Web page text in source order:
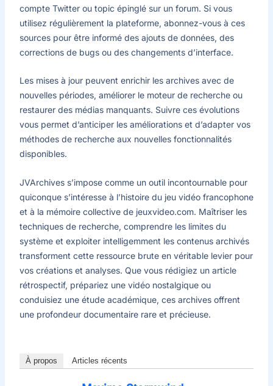
compte Twitter ou topic épinglé sur un forum. Si vous
utilisez régulièrement la plateforme, abonnez-vous à ces
sources pour être informé des ajouts de données, des
corrections de bugs ou des changements d’interface.
Les mises à jour peuvent enrichir les archives avec de
nouvelles périodes, améliorer le moteur de recherche ou
restaurer des médias manquants. Suivre ces évolutions
vous permet d’anticiper les améliorations et d’adapter vos
méthodes de recherche aux nouvelles fonctionnalités
disponibles.
JVArchives s’impose comme un outil incontournable pour
quiconque s’intéresse à l’histoire du jeu vidéo francophone
et à la mémoire collective de jeuxvideo.com. Maîtriser les
techniques de recherche, comprendre les limites du
système et exploiter intelligemment les contenus archivés
transforment cette ressource brute en véritable levier pour
vos créations et analyses. Que vous rédigiez un article
rétrospectif, prépariez une vidéo nostalgique ou
conduisiez une étude académique, ces archives offrent
une profondeur documentaire rare et précieuse.
À propos Articles récents